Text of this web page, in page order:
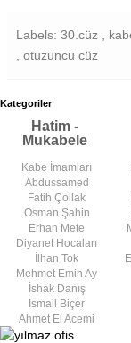
Labels: 30.cüz ,
, otuzuncu cüz
Kategoriler
Hatim -
Mukabele
Kabe İmamları
Abdussamed
Fatih Çollak
Osman Şahin
Erhan Mete
Diyanet Hocaları
İlhan Tok
Mehmet Emin Ay
İshak Danış
İsmail Biçer
Ahmet El Acemi